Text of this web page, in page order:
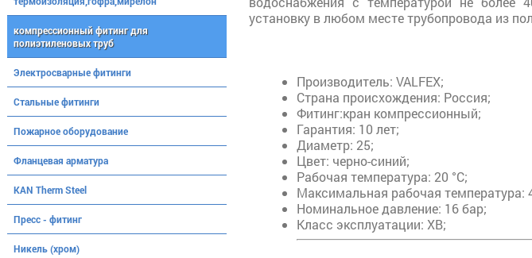
установку в любом месте трубопровода из
Производитель: VALFEX;
Страна происхождения: Россия;
Фитинг:кран компрессионный;
Гарантия: 10 лет;
Диаметр: 25;
Цвет: черно-синий;
Рабочая температура: 20 °С;
Максимальная рабочая температура:
Номинальное давление: 16 бар;
Класс эксплуатации: ХВ;
компрессионный фитинг для
полиэтиленовых труб
Электросварные фитинги
Стальные фитинги
Пожарное оборудование
Фланцевая арматура
KAN Therm Steel
Пресс - фитинг
Никель (хром)